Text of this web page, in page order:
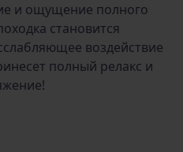
и ощущение полного
становится
воздействие
полный релакс и